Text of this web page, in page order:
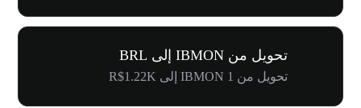
تحويل من IBMON إلى BRL
تحويل من 1 IBMON إلى R$1.22K